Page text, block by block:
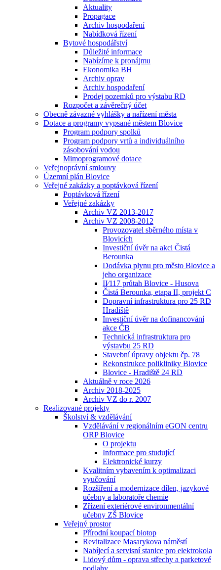
Aktuality
Propagace
Archiv hospodaření
Nabídková řízení
Bytové hospodářství
Důležité informace
Nabízíme k pronájmu
Ekonomika BH
Archiv oprav
Archiv hospodaření
Prodej pozemků pro výstabu RD
Rozpočet a závěrečný účet
Obecně závazné vyhlášky a nařízení města
Dotace a programy vypsané městem Blovice
Program podpory spolků
Program podpory vrtů a individuálního
zásobování vodou
Mimoprogramové dotace
Veřejnoprávní smlouvy
Územní plán Blovice
Veřejné zakázky a poptávková řízení
Poptávková řízení
Veřejné zakázky
Archiv VZ 2013-2017
Archiv VZ 2008-2012
Provozovatel sběrného místa v
Blovicích
Investiční úvěr na akci Čistá
Berounka
Dodávka plynu pro město Blovice a
jeho organizace
II⁄117 průtah Blovice - Husova
Čistá Berounka, etapa II, projekt C
Dopravní infrastruktura pro 25 RD
Hradiště
Investiční úvěr na dofinancování
akce ČB
Technická infrastruktura pro
výstavbu 25 RD
Stavební úpravy objektu čp. 78
Rekonstrukce polikliniky Blovice
Blovice - Hradiště 24 RD
Aktuálně v roce 2026
Archiv 2018-2025
Archiv VZ do r. 2007
Realizované projekty
Školství & vzdělávání
Vzdělávání v regionálním eGON centru
ORP Blovice
O projektu
Informace pro studující
Elektronické kurzy
Kvalitním vybavením k optimalizaci
vyučování
Rozšíření a modernizace dílen, jazykové
učebny a laboratoře chemie
Zřízení exteriérové environmentální
učebny ZŠ Blovice
Veřejný prostor
Přírodní koupací biotop
Revitalizace Masarykova náměstí
Nabíjecí a servisní stanice pro elektrokola
Lidový dům - oprava střechy a parketové
podlahy